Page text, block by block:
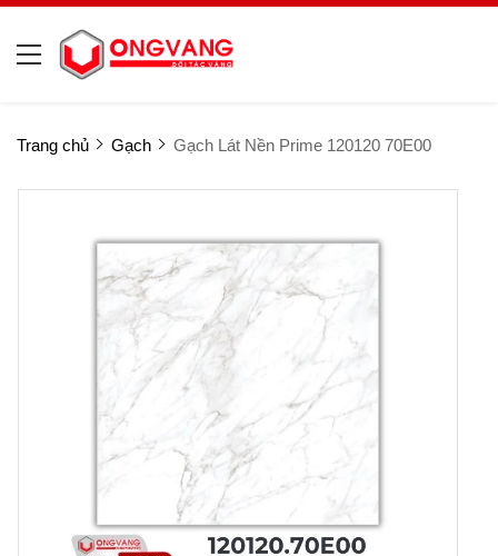
Trang chủ Gạch Gạch Lát Nền Prime 120120 70E00